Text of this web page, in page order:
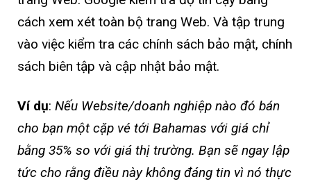
cách xem xét toàn bộ trang Web. Và tập trung
vào việc kiểm tra các chính sách bảo mật, chính
sách biên tập và cập nhật bảo mật.
Ví dụ: Nếu Website/doanh nghiệp nào đó bán
cho bạn một cặp vé tới Bahamas với giá chỉ
bằng 35% so với giá thị trường. Bạn sẽ ngay lập
tức cho rằng điều này không đáng tin vì nó thực